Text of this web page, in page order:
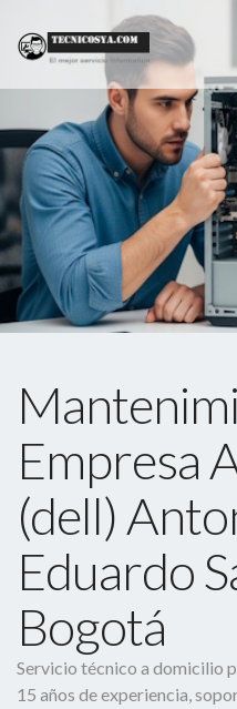
Empresa
(dell)
Eduardo
Bogotá
Servicio técnico a domicilio
15 años de experiencia,